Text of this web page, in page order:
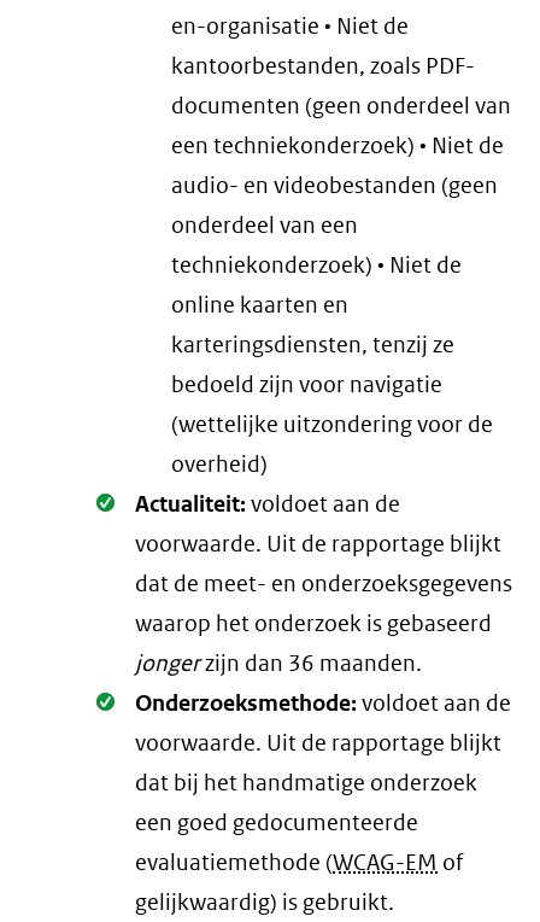
en-organisatie • Niet de
kantoorbestanden, zoals PDF-
documenten (geen onderdeel van
een techniekonderzoek) • Niet de
audio- en videobestanden (geen
onderdeel van een
techniekonderzoek) • Niet de
online kaarten en
karteringsdiensten, tenzij ze
bedoeld zijn voor navigatie
(wettelijke uitzondering voor de
overheid)
Oké.
Actualiteit:voldoet aan de
voorwaarde. Uit de rapportage blijkt
dat de meet- en onderzoeksgegevens
waarop het onderzoek is gebaseerd
jongerzijn dan 36 maanden.
Oké.
Onderzoeksmethode:voldoet aan de
voorwaarde. Uit de rapportage blijkt
dat bij het handmatige onderzoek
een goed gedocumenteerde
evaluatiemethode (WCAG-EM of
gelijkwaardig) is gebruikt.